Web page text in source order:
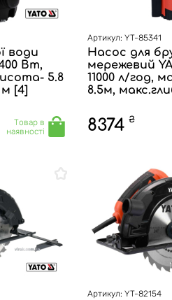
води
Вт,
5.8
[4]
Товар в
наявності
Артикул: YT-85341
Насос для
мережевий
11000 л/год,
8.5м,
8374 ₴
Артикул: YT-82154